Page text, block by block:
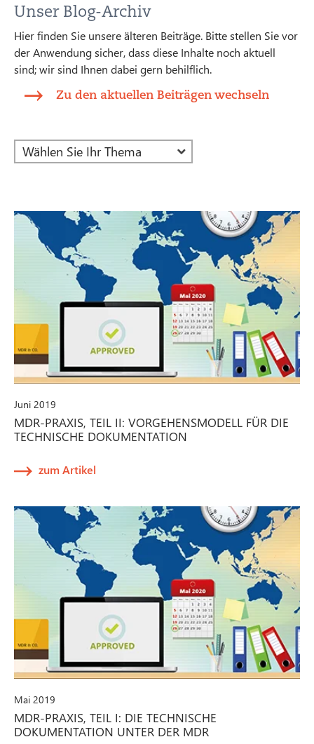
Unser Blog-Archiv
Hier finden Sie unsere älteren Beiträge. Bitte stellen Sie vor
der Anwendung sicher, dass diese Inhalte noch aktuell
sind; wir sind Ihnen dabei gern behilflich.
Zu den aktuellen Beiträgen wechseln
Juni 2019
MDR-PRAXIS, TEIL II: VORGEHENSMODELL FÜR DIE
TECHNISCHE DOKUMENTATION
zum Artikel
Mai 2019
MDR-PRAXIS, TEIL I: DIE TECHNISCHE
DOKUMENTATION UNTER DER MDR